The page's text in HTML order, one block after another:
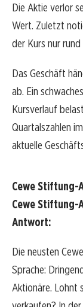
Die Aktie verlor
Wert. Zuletzt
der Kurs nur
Das Geschäft
ab. Ein
Kursverlauf
Quartalszahlen
aktuelle
Cewe Stiftung-
Cewe Stiftung-
Antwort:
Die neusten
Sprache:
Aktionäre. Lohnt